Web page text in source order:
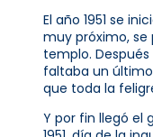
El año 1951 se
muy próximo, se
templo.
faltaba un
que toda la
Y por fin llegó el